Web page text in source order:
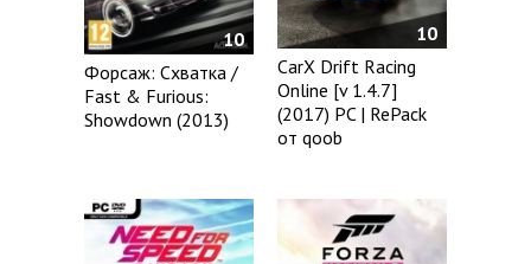
10
Форсаж: Схватка /
Fast & Furious:
Showdown (2013)
10
CarX Drift Racing
Online [v 1.4.7]
(2017) PC | RePack
от qoob